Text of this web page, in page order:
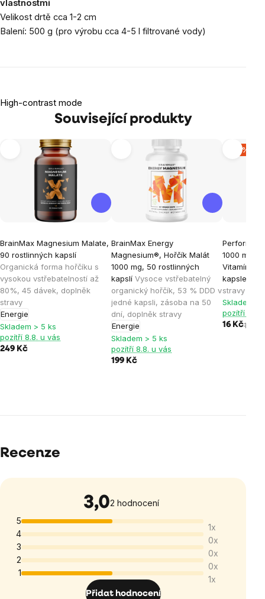
vlastnostmi
Velikost drtě cca 1-2 cm
Balení: 500 g (pro výrobu cca 4-5 l filtrované vody)
High-contrast mode
Související produkty
BrainMax Magnesium Malate,
90 rostlinných kapslí
Organická forma hořčíku s
vysokou vstřebatelností až
80%, 45 dávek, doplněk
stravy
Energie
Skladem > 5 ks
pozítří 8.8. u vás
249 Kč
BrainMax Energy
Magnesium®, Hořčík Malát
1000 mg, 50 rostlinných
kapslí Vysoce vstřebatelný
organický hořčík, 53 % DDD v
jedné kapsli, zásoba na 50
dní, doplněk stravy
Energie
Skladem > 5 ks
pozítří 8.8. u vás
199 Kč
-16 %
1000 mg,
Vitamín
kapsle,
stravy
Skladem >
pozítří 8.8.
16 Kč19 Kč
Recenze
3,0Průměrné
hodnocení
produktu
je
3,0
z
5
2 hodnocení
5
1x
4
0x
3
0x
2
0x
1
1x
Přidat hodnocení